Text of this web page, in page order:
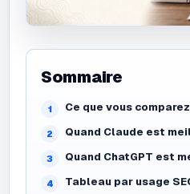
Sommaire
Ce que vous
Quand Claude est
Quand ChatGPT est
Tableau par usage